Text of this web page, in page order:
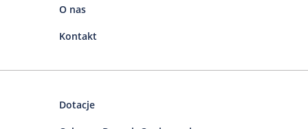
O nas
Kontakt
Dotacje